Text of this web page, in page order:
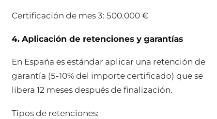
Certificación de mes 3: 500.000 €
4. Aplicación de retenciones y garantías
En España es estándar aplicar una retención de
garantía (5-10% del importe certificado) que se
libera 12 meses después de finalización.
Tipos de retenciones: